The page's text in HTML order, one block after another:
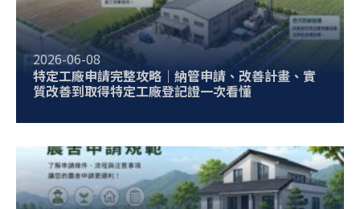
2026-06-08
特定工廠申請完整攻略｜納管申請、改善計畫、實
質改善到取得特定工廠登記證一次看懂